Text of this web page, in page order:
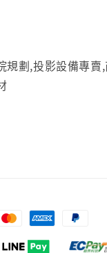
規劃,投影設備專賣